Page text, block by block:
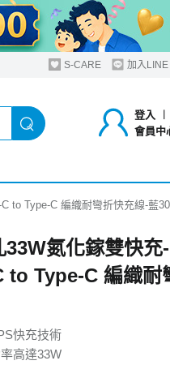
S-CARE 加入LINE
登入 ︱
會員中
to Type-C 編織耐彎折快充線-藍
33W氮化鎵雙快充
to Type-C 編織耐
快充技術
高達33W